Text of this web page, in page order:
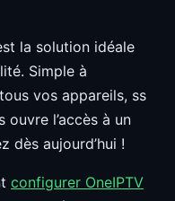
la solution idéale
Simple à
vos appareils, ss
l’accès à un
dès aujourd’hui !
configurer OneIPTV